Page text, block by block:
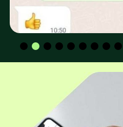
Os valores para CPF e
Qual a altura padrão
utilizados para
Qual o diâmetro mais